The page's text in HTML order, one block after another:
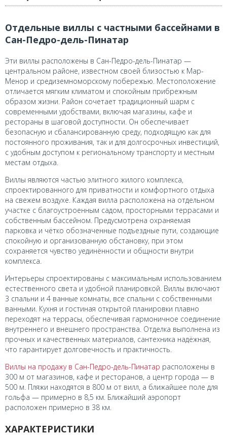
Отдельные виллы с частными бассейнами в
Сан-Педро-дель-Пинатар
Эти виллы расположены в Сан-Педро-дель-Пинатар —
центральном районе, известном своей близостью к Мар-
Менор и средиземноморскому побережью. Местоположение
отличается мягким климатом и спокойным прибрежным
образом жизни. Район сочетает традиционный шарм с
современными удобствами, включая магазины, кафе и
рестораны в шаговой доступности. Он обеспечивает
безопасную и сбалансированную среду, подходящую как для
постоянного проживания, так и для долгосрочных инвестиций,
с удобным доступом к региональному транспорту и местным
местам отдыха.
Виллы являются частью элитного жилого комплекса,
спроектированного для приватности и комфортного отдыха
на свежем воздухе. Каждая вилла расположена на отдельном
участке с благоустроенным садом, просторными террасами и
собственным бассейном. Предусмотрена охраняемая
парковка и чётко обозначенные подъездные пути, создающие
спокойную и организованную обстановку, при этом
сохраняется чувство уединённости и общности внутри
комплекса.
Интерьеры спроектированы с максимальным использованием
естественного света и удобной планировкой. Виллы включают
3 спальни и 4 ванные комнаты, все спальни с собственными
ванными. Кухня и гостиная открытой планировки плавно
переходят на террасы, обеспечивая гармоничное соединение
внутреннего и внешнего пространства. Отделка выполнена из
прочных и качественных материалов, сантехника надёжная,
что гарантирует долговечность и практичность.
Виллы на продажу в Сан-Педро-дель-Пинатар расположены в
300 м от магазинов, кафе и ресторанов, а центр города — в
500 м. Пляжи находятся в 800 м от вилл, а ближайшее поле для
гольфа — примерно в 8,5 км. Ближайший аэропорт
расположен примерно в 38 км.
ХАРАКТЕРИСТИКИ